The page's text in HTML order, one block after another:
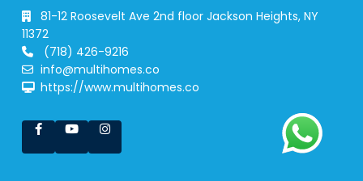
81-12 Roosevelt Ave 2nd floor Jackson Heights, NY
11372
(718) 426-9216
info@multihomes.co
https://www.multihomes.co